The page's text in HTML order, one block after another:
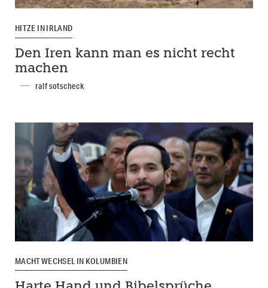
HITZE IN IRLAND
Den Iren kann man es nicht recht
machen
ralf sotscheck
MACHTWECHSEL IN KOLUMBIEN